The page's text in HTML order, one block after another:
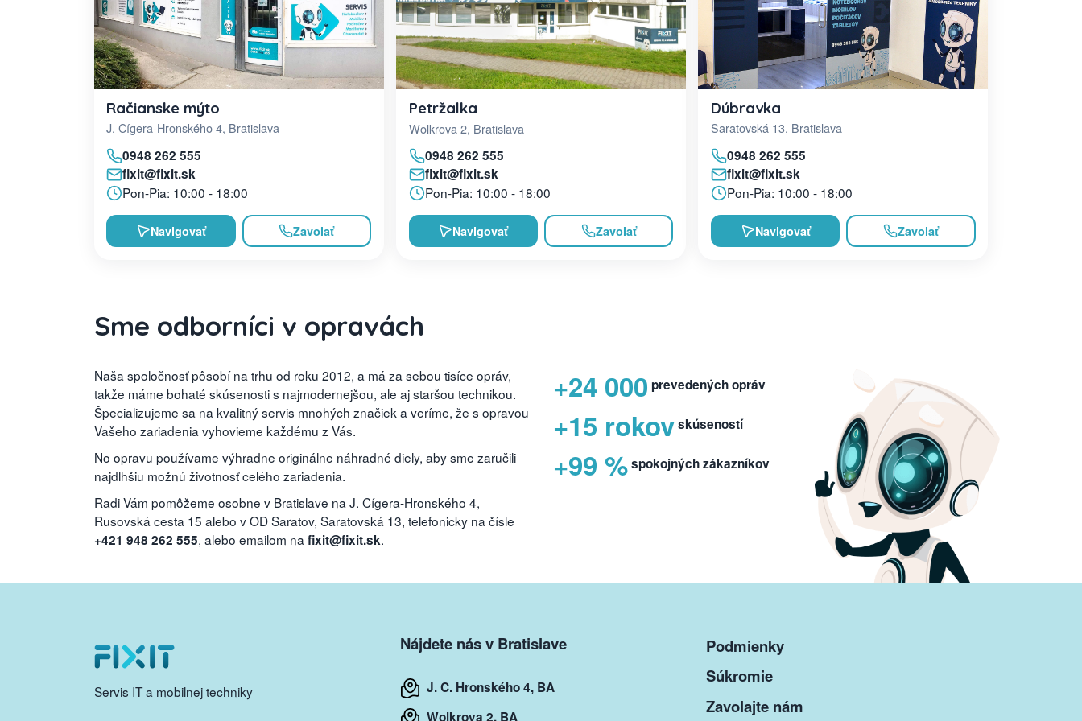
Račianske mýto
J. Cígera-Hronského 4, Bratislava
0948 262 555
fixit@fixit.sk
Pon-Pia: 10:00 - 18:00
Navigovať Zavolať
Petržalka
Wolkrova 2, Bratislava
0948 262 555
fixit@fixit.sk
Pon-Pia: 10:00 - 18:00
Navigovať Zavolať
Dúbravka
Saratovská 13, Bratislava
0948 262 555
fixit@fixit.sk
Pon-Pia: 10:00 - 18:00
Navigovať Zavolať
Sme odborníci v opravách
Naša spoločnosť pôsobí na trhu od roku 2012, a má za sebou tisíce opráv,
takže máme bohaté skúsenosti s najmodernejšou, ale aj staršou technikou.
Špecializujeme sa na kvalitný servis mnohých značiek a veríme, že s opravou
Vašeho zariadenia vyhovieme každému z Vás.
No opravu používame výhradne originálne náhradné diely, aby sme zaručili
najdlhšiu možnú životnosť celého zariadenia.
Radi Vám pomôžeme osobne v Bratislave na J. Cígera-Hronského 4,
Rusovská cesta 15 alebo v OD Saratov, Saratovská 13, telefonicky na čísle
+421 948 262 555, alebo emailom na fixit@fixit.sk.
+24 000 prevedených opráv
+15 rokovskúseností
+99 %spokojných zákazníkov
Servis IT a mobilnej techniky
Nájdete nás v Bratislave
J. C. Hronského 4, BA
Wolkrova 2, BA
Podmienky
Súkromie
Zavolajte nám